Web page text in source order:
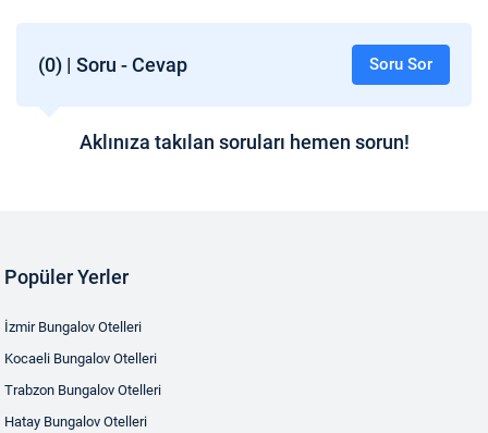
(0) | Soru - Cevap Soru Sor
Aklınıza takılan soruları hemen sorun!
Popüler Yerler
İzmir Bungalov Otelleri
Kocaeli Bungalov Otelleri
Trabzon Bungalov Otelleri
Hatay Bungalov Otelleri